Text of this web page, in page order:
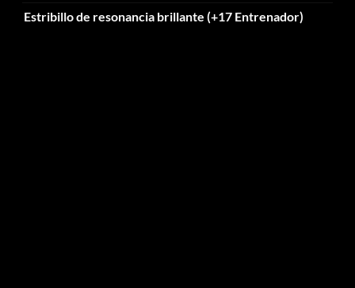
Estribillo de resonancia brillante (+17 Entrenador)